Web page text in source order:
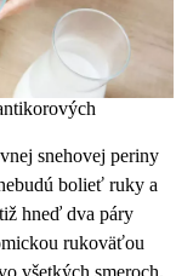
snehovej periny
bolieť ruky a
hneď dva páry
rukoväťou
všetkých smeroch.